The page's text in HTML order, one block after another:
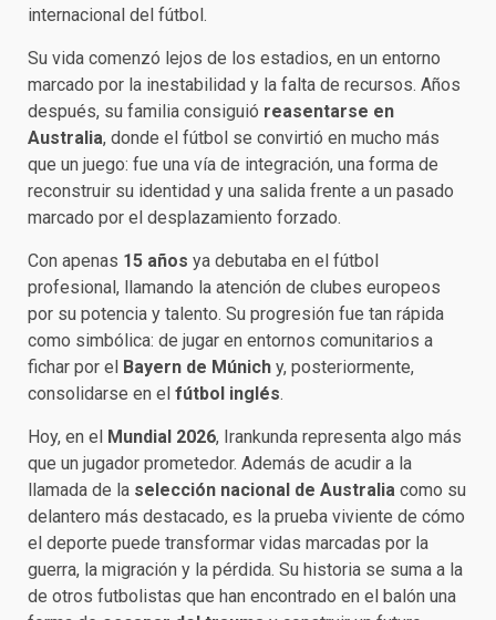
internacional del fútbol.
Su vida comenzó lejos de los estadios, en un entorno
marcado por la inestabilidad y la falta de recursos. Años
después, su familia consiguió reasentarse en
Australia, donde el fútbol se convirtió en mucho más
que un juego: fue una vía de integración, una forma de
reconstruir su identidad y una salida frente a un pasado
marcado por el desplazamiento forzado.
Con apenas 15 años ya debutaba en el fútbol
profesional, llamando la atención de clubes europeos
por su potencia y talento. Su progresión fue tan rápida
como simbólica: de jugar en entornos comunitarios a
fichar por el Bayern de Múnich y, posteriormente,
consolidarse en el fútbol inglés.
Hoy, en el Mundial 2026, Irankunda representa algo más
que un jugador prometedor. Además de acudir a la
llamada de la selección nacional de Australia como su
delantero más destacado, es la prueba viviente de cómo
el deporte puede transformar vidas marcadas por la
guerra, la migración y la pérdida. Su historia se suma a la
de otros futbolistas que han encontrado en el balón una